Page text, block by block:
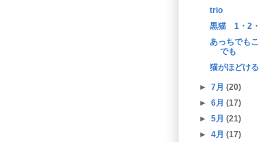
trio
黒猫 1・2
あっちでも
でも
猫がほどける
►7月(20)
►6月(17)
►5月(21)
►4月(17)